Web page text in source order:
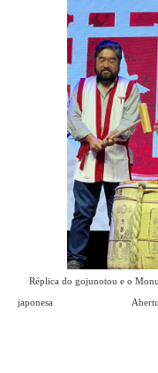
Réplica do gojunotou e o
japonesa Abertura da